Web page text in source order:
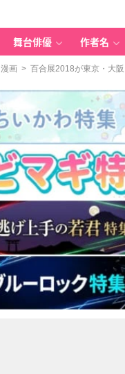
舞台俳優 作者名
漫画 > 百合展2018が東京・大